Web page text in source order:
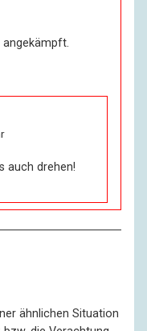
angekämpft.
auch drehen!
ähnlichen Situation